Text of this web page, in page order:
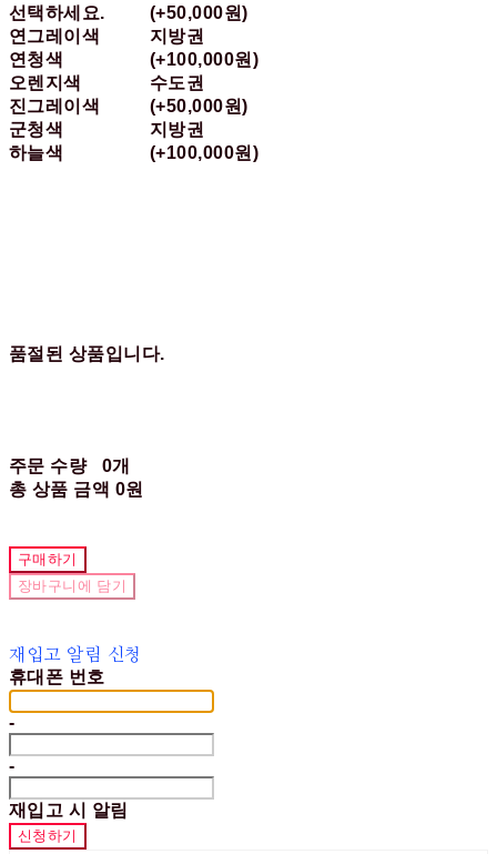
선택하세요.
연그레이색
연청색
오렌지색
진그레이색
군청색
하늘색
(+50,000원)
지방권
(+100,000원)
수도권
(+50,000원)
지방권
(+100,000원)
품절된 상품입니다.
주문 수량
0개
총 상품 금액 0원
구매하기
장바구니에 담기
재입고 알림 신청
휴대폰 번호
-
-
재입고 시 알림
신청하기